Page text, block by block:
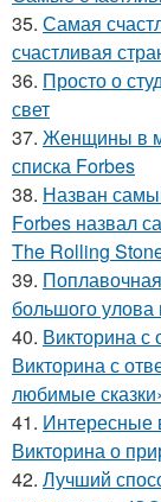
35. Самая
счастливая
36. Просто о
свет
37. Женщины в
списка Forbes
38. Назван
Forbes назвал
The Rolling
39.
большого улова
40. Викторина с
Викторина с
любимые
41. Интересные
Викторина о
42. Лучший